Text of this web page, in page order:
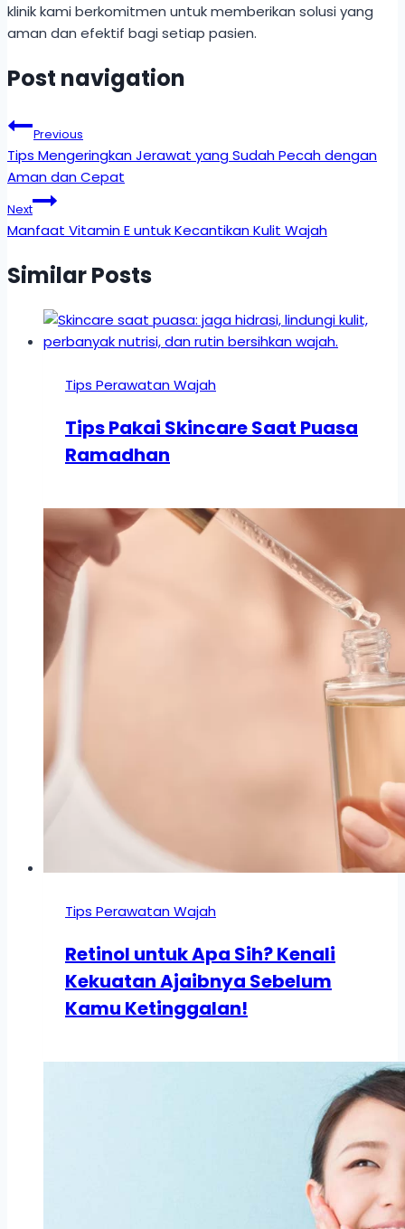
klinik kami berkomitmen untuk memberikan solusi yang
aman dan efektif bagi setiap pasien.
Post navigation
Previous
Tips Mengeringkan Jerawat yang Sudah Pecah dengan
Aman dan Cepat
Next
Manfaat Vitamin E untuk Kecantikan Kulit Wajah
Similar Posts
Tips Perawatan Wajah
Tips Pakai Skincare Saat Puasa
Ramadhan
Tips Perawatan Wajah
Retinol untuk Apa Sih? Kenali
Kekuatan Ajaibnya Sebelum
Kamu Ketinggalan!